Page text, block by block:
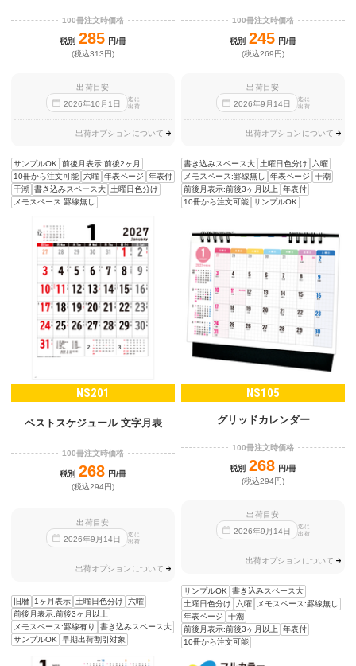
100冊注文時価格
税別 285 円/冊
(税込313円)
出荷目安
2026年10 月1 日
迄に
出荷
出荷オプションについて
サンプルOK 前後月表示:前後2ヶ月
10冊から注文可能 六曜 年表ページ
年表付
干潮 書き込みスペース大 土曜日色分け
メモスペース:罫線無し
100冊注文時価格
税別 245 円/冊
(税込269円)
出荷目安
2026年9 月14日
迄に
出荷
出荷オプションについて
書き込みスペース大 土曜日色分け
六曜
メモスペース:罫線無し
年表ページ
干潮
前後月表示:前後3ヶ月以上 年表付
10冊から注文可能 サンプルOK
NS201
ベストスケジュール 文字月表
100冊注文時価格
税別 268 円/冊
(税込294円)
出荷目安
2026年9 月 14日
迄に
出荷
出荷オプションについて
旧暦 1ヶ月表示 土曜日色分け
六曜
前後月表示:前後3ヶ月以上
メモスペース:罫線有り
書き込みスペース大
サンプルOK
早期出荷割引対象
NS105
グリッドカレンダー
100冊注文時価格
税別 268 円/冊
(税込294円)
出荷目安
2026年9 月14日
迄に
出荷
出荷オプションについて
サンプルOK 書き込みスペース大
土曜日色分け
六曜
メモスペース:罫線無し
年表ページ
干潮
前後月表示:前後3ヶ月以上 年表付
10冊から注文可能